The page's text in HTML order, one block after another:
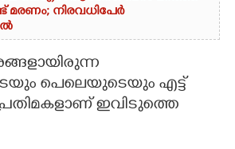
മരണം; നിരവധിപേർ
പെലെയുടെയും എട്ട്
ഇവിടുത്തെ